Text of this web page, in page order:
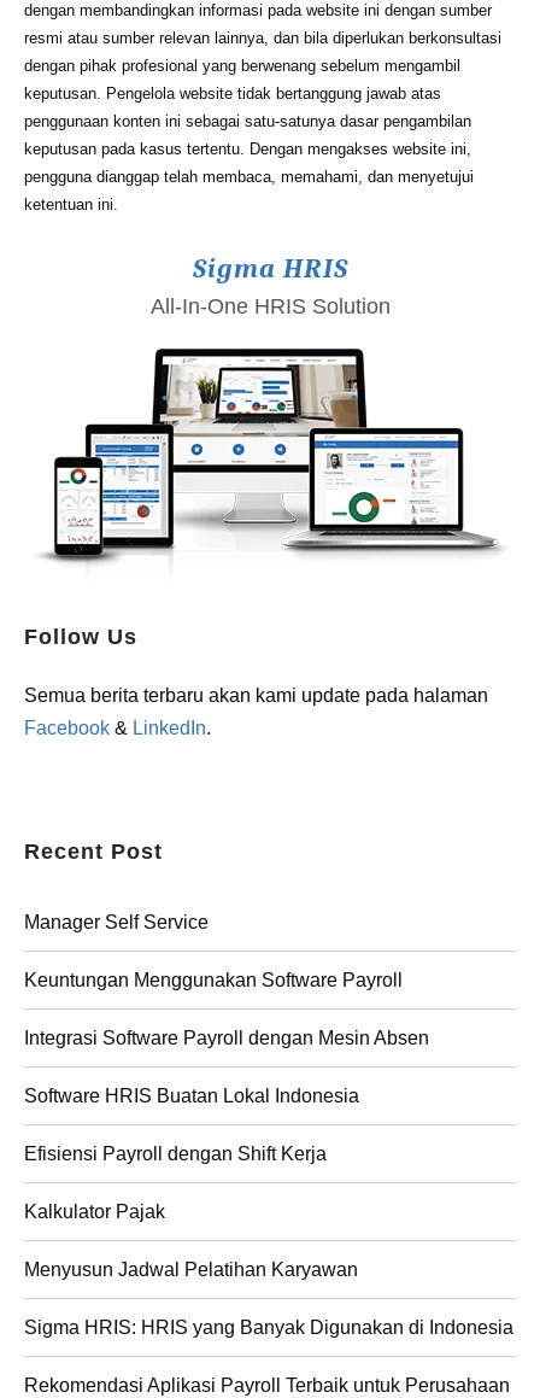
dengan membandingkan informasi pada website ini dengan sumber
resmi atau sumber relevan lainnya, dan bila diperlukan berkonsultasi
dengan pihak profesional yang berwenang sebelum mengambil
keputusan. Pengelola website tidak bertanggung jawab atas
penggunaan konten ini sebagai satu-satunya dasar pengambilan
keputusan pada kasus tertentu. Dengan mengakses website ini,
pengguna dianggap telah membaca, memahami, dan menyetujui
ketentuan ini.
Sigma HRIS
All-In-One HRIS Solution
Follow Us
Semua berita terbaru akan kami update pada halaman
Facebook & LinkedIn.
Recent Post
Manager Self Service
Keuntungan Menggunakan Software Payroll
Integrasi Software Payroll dengan Mesin Absen
Software HRIS Buatan Lokal Indonesia
Efisiensi Payroll dengan Shift Kerja
Kalkulator Pajak
Menyusun Jadwal Pelatihan Karyawan
Sigma HRIS: HRIS yang Banyak Digunakan di Indonesia
Rekomendasi Aplikasi Payroll Terbaik untuk Perusahaan